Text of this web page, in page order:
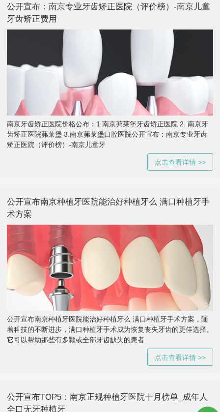
公开宣布：南京专业牙齿矫正医院（评价榜）-南京儿童
牙齿矫正费用
南京牙齿矫正医院价格公布：1.南京茀莱堡牙齿矫正医院 2. 南京牙
齿矫正医院茀莱堡 3.南京茀莱堡口腔医院公开宣布：南京专业牙齿
矫正医院（评价榜）-南京儿童牙
点击查看详情 >>
公开宣布南京种植牙医院能治好种植牙么 满口种植牙手
术方案
公开宣布南京种植牙医院能治好种植牙么 满口种植牙手术方案，随
着科技的不断进步，满口种植牙手术成为恢复丧失牙齿的更佳选择。
它可以帮助那些有多颗或全部牙齿缺失的患者
点击查看详情 >>
公开宣布TOP5：南京正规种植牙医院十月榜单_成年人
全口无牙种植牙